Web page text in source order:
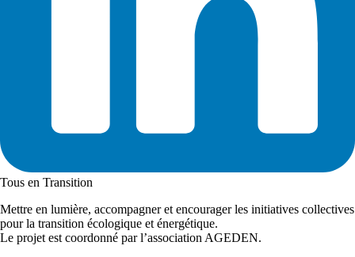
Tous en Transition
Mettre en lumière, accompagner et encourager les initiatives collectives
pour la transition écologique et énergétique.
Le projet est coordonné par l’association AGEDEN.